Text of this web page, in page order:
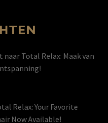
naar Total Relax: Maak van
Relax: Your Favorite
Now Available!